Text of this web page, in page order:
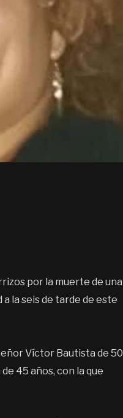
por la muerte de una
la seis de tarde de este
Víctor Bautista de 50
45 años, con la que